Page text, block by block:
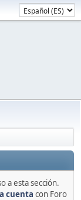
a esta sección.
cuenta con Foro